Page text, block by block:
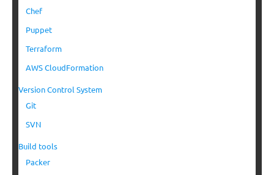
Chef
Puppet
Terraform
AWS CloudFormation
Version Control System
Git
SVN
Build tools
Packer